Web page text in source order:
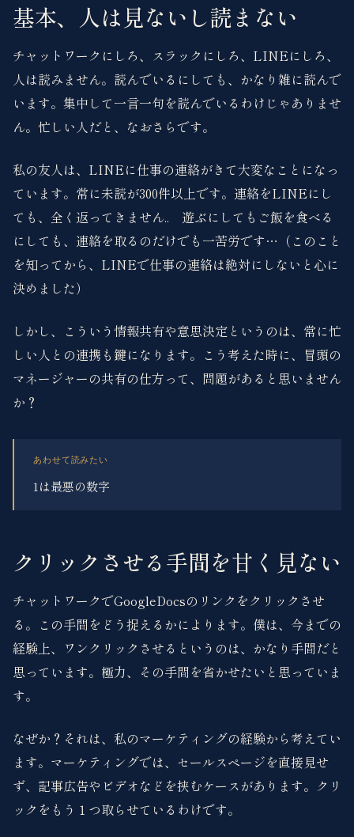
基本、人は見ないし読まない
チャットワークにしろ、スラックにしろ、LINEにしろ、
人は読みません。読んでいるにしても、かなり雑に読んで
います。集中して一言一句を読んでいるわけじゃありませ
ん。忙しい人だと、なおさらです。
私の友人は、LINEに仕事の連絡がきて大変なことになっ
ています。常に未読が300件以上です。連絡をLINEにし
ても、全く返ってきません.. 遊ぶにしてもご飯を食べる
にしても、連絡を取るのだけでも一苦労です…（このこと
を知ってから、LINEで仕事の連絡は絶対にしないと心に
決めました）
しかし、こういう情報共有や意思決定というのは、常に忙
しい人との連携も鍵になります。こう考えた時に、冒頭の
マネージャーの共有の仕方って、問題があると思いません
か？
あわせて読みたい
1は最悪の数字
クリックさせる手間を甘く見ない
チャットワークでGoogleDocsのリンクをクリックさせ
る。この手間をどう捉えるかによります。僕は、今までの
経験上、ワンクリックさせるというのは、かなり手間だと
思っています。極力、その手間を省かせたいと思っていま
す。
なぜか？それは、私のマーケティングの経験から考えてい
ます。マーケティングでは、セールスページを直接見せ
ず、記事広告やビデオなどを挟むケースがあります。クリ
ックをもう１つ取らせているわけです。